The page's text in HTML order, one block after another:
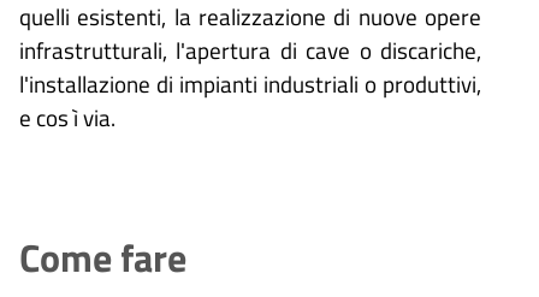
quelli esistenti, la realizzazione di nuove opere
infrastrutturali, l'apertura di cave o discariche,
l'installazione di impianti industriali o produttivi,
e cos ì via.
Come fare